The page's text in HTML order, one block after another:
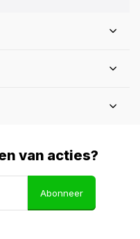
van acties?
Abonneer